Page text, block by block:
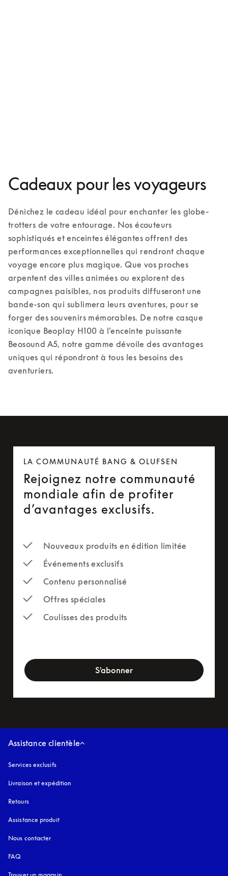
Cadeaux pour les voyageurs
Dénichez le cadeau idéal pour enchanter les globe-
trotters de votre entourage. Nos écouteurs
sophistiqués et enceintes élégantes offrent des
performances exceptionnelles qui rendront chaque
voyage encore plus magique. Que vos proches
arpentent des villes animées ou explorent des
campagnes paisibles, nos produits diffuseront une
bande-son qui sublimera leurs aventures, pour se
forger des souvenirs mémorables. De notre casque
iconique Beoplay H100 à l’enceinte puissante
Beosound A5, notre gamme dévoile des avantages
uniques qui répondront à tous les besoins des
aventuriers.
LA COMMUNAUTÉ BANG & OLUFSEN
Rejoignez notre communauté
mondiale afin de profiter
d’avantages exclusifs.
Nouveaux produits en édition limitée
Événements exclusifs
Contenu personnalisé
Offres spéciales
Coulisses des produits
S'abonner
Assistance clientèle
Services exclusifs
Livraison et expédition
Retours
Assistance produit
Nous contacter
FAQ